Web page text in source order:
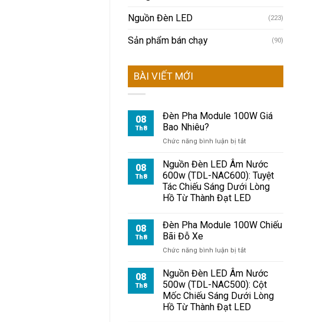
Nguồn Đèn LED (223)
Sản phẩm bán chạy (90)
BÀI VIẾT MỚI
08
Th8
Đèn Pha Module 100W Giá
Bao Nhiêu?
Chức năng bình luận bị tắt
Pha
Module
100W
Giá
Bao
08
Th8
Nguồn Đèn LED Âm Nước
600w (TDL-NAC600): Tuyệt
Tác Chiếu Sáng Dưới Lòng
Hồ Từ Thành Đạt LED
08
Th8
Đèn Pha Module 100W Chiếu
Bãi Đỗ Xe
Chức năng bình luận bị tắt
Pha
Module
100W
Chiếu
Bãi
08
Th8
Nguồn Đèn LED Âm Nước
500w (TDL-NAC500): Cột
Mốc Chiếu Sáng Dưới Lòng
Hồ Từ Thành Đạt LED